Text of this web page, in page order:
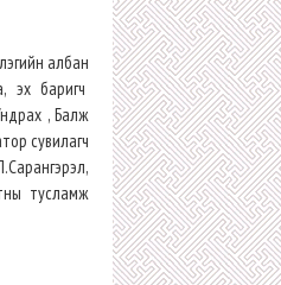
албан
эх баригч
, Балж
сувилагч
тусламж